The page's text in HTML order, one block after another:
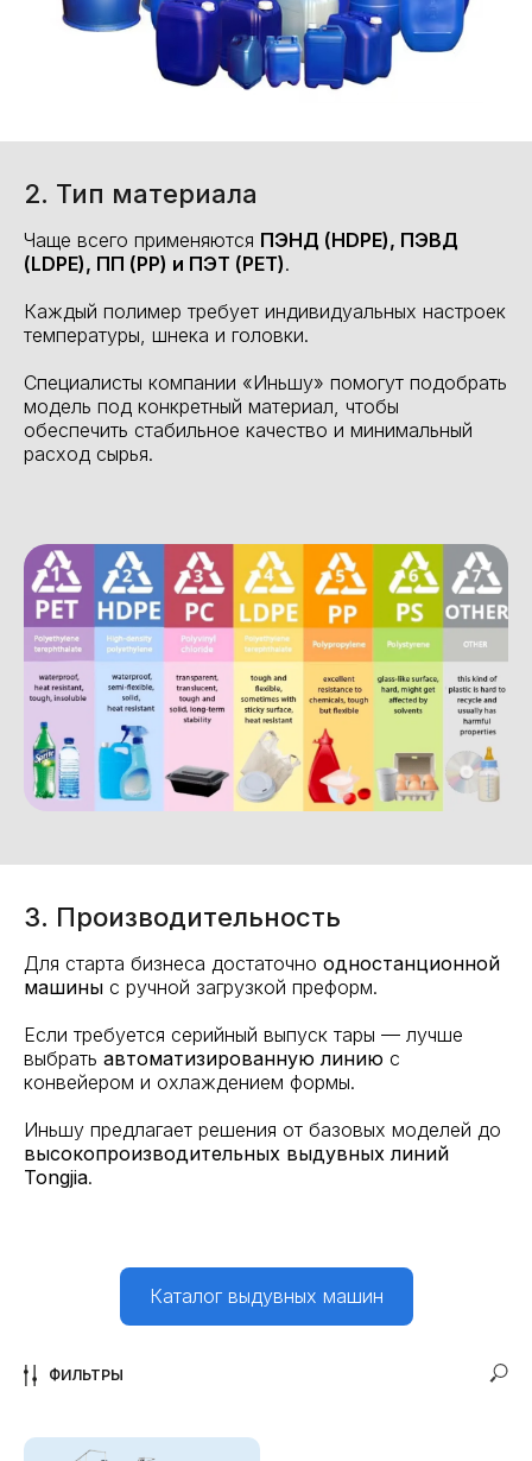
2. Тип материала
Чаще всего применяются ПЭНД (HDPE), ПЭВД
(LDPE), ПП (PP) и ПЭТ (PET).
Каждый полимер требует индивидуальных настроек
температуры, шнека и головки.
Специалисты компании «Иньшу» помогут подобрать
модель под конкретный материал, чтобы
обеспечить стабильное качество и минимальный
расход сырья.
3. Производительность
Для старта бизнеса достаточно одностанционной
машины с ручной загрузкой преформ.
Если требуется серийный выпуск тары — лучше
выбрать автоматизированную линию с
конвейером и охлаждением формы.
Иньшу предлагает решения от базовых моделей до
высокопроизводительных выдувных линий
Tongjia.
Каталог выдувных машин
ФИЛЬТРЫ